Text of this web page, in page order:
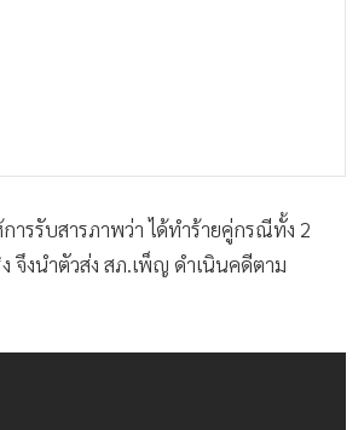
ารรับสารภาพว่า ได้ทำร้ายคู่กรณีทั้ง 2
จึงนำตัวส่ง สภ.เพ็ญ ดำเนินคดีตาม